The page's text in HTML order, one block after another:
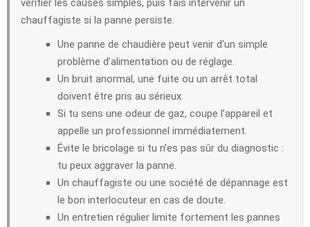
chauffagiste si la panne persiste.
Une panne de chaudière peut venir d’un simple
problème d’alimentation ou de réglage.
Un bruit anormal, une fuite ou un arrêt total
doivent être pris au sérieux.
Si tu sens une odeur de gaz, coupe l’appareil et
appelle un professionnel immédiatement.
Évite le bricolage si tu n’es pas sûr du diagnostic :
tu peux aggraver la panne.
Un chauffagiste ou une société de dépannage est
le bon interlocuteur en cas de doute.
Un entretien régulier limite fortement les pannes